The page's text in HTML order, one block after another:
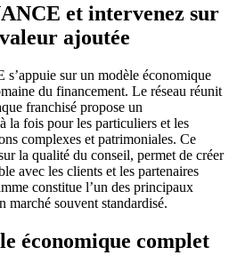
et intervenez sur
ajoutée
sur un modèle économique
du financement. Le réseau réunit
franchisé propose un
la fois pour les particuliers et les
complexes et patrimoniales. Ce
la qualité du conseil, permet de créer
avec les clients et les partenaires
constitue l’un des principaux
marché souvent standardisé.
économique complet